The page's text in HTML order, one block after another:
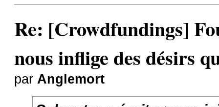
Re: [Crowdfundings]
nous inflige des désirs
par Anglemort